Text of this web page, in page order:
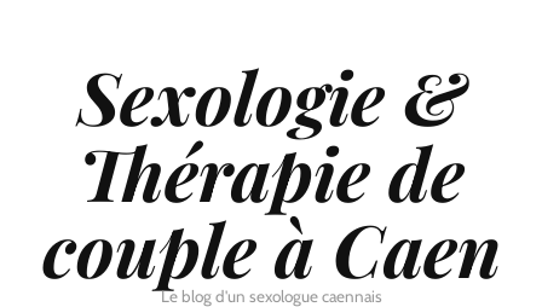
Sexologie &
Thérapie de
couple à Caen
Le blog d'un sexologue caennais